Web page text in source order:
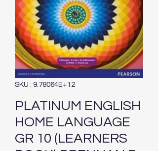
SKU : 9.78064E+12
PLATINUM ENGLISH
HOME LANGUAGE
GR 10 (LEARNERS